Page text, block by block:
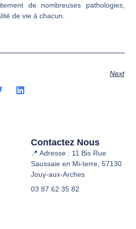
de nombreuses pathologies,
de vie à chacun.
Next
Contactez Nous
📍 Adresse : 11 Bis Rue
Saussaie en Mi-terre, 57130
Jouy-aux-Arches
03 87 62 35 82